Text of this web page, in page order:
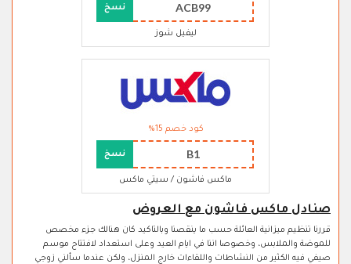
ACB99 نسخ
ليفيل شوز
كود خصم 15%
B1 نسخ
ماكس فاشون / سيتي ماكس
صنادل ماكس فاشون مع العروض
قررنا تنظيم ميزانية العائلة حسب ما ينقصنا وبالتاكيد كان هنالك جزء مخصص
للموضة والملابس، وخصوصا اننا في ايام العيد وعلى استعداد لافتتاح موسم
صيفي فيه الكثير من النشاطات واللقاءات خارج المنزل، ولكن عندما سألني زوجي